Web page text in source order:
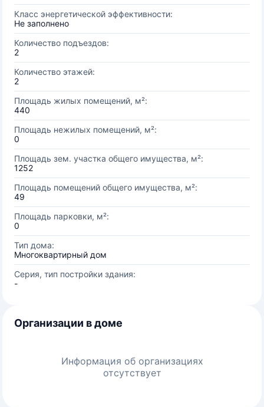
Класс энергетической эффективности:
Не заполнено
Количество подъездов:
2
Количество этажей:
2
Площадь жилых помещений, м²:
440
Площадь нежилых помещений, м²:
0
Площадь зем. участка общего имущества, м²:
1252
Площадь помещений общего имущества, м²:
49
Площадь парковки, м²:
0
Тип дома:
Многоквартирный дом
Серия, тип постройки здания:
-
Организации в доме
Информация об организациях
отсутствует